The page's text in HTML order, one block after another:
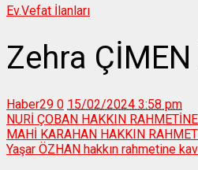
Ev.Vefat İlanları
Zehra
Haber29 0 15/02/2024 3:58 pm
NURİ ÇOBAN HAKKIN
MAHİ KARAHAN HAKKIN
Yaşar ÖZHAN hakkın rahmetine